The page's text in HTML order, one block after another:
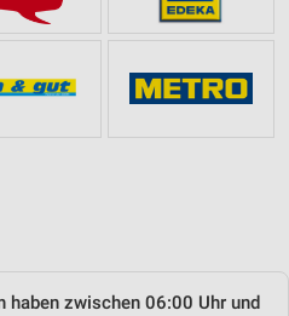
haben zwischen 06:00 Uhr und